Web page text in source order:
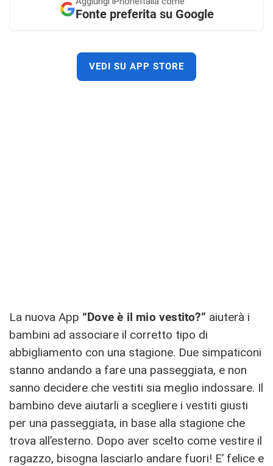
Fonte preferita su Google
VEDI SU APP STORE
La nuova App “Dove è il mio vestito?” aiuterà i
bambini ad associare il corretto tipo di
abbigliamento con una stagione. Due simpaticoni
stanno andando a fare una passeggiata, e non
sanno decidere che vestiti sia meglio indossare. Il
bambino deve aiutarli a scegliere i vestiti giusti
per una passeggiata, in base alla stagione che
trova all’esterno. Dopo aver scelto come vestire il
ragazzo, bisogna lasciarlo andare fuori! E’ felice e